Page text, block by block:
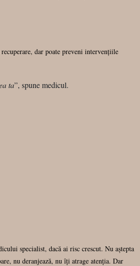
dar poate preveni intervențiile
ta”, spune medicul.
specialist, dacă ai risc crescut. Nu aștepta
nu deranjează, nu îți atrage atenția. Dar